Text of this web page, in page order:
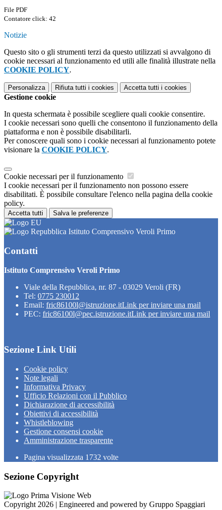
File PDF
Contatore click: 42
Notizie
Questo sito o gli strumenti terzi da questo utilizzati si avvalgono di
cookie necessari al funzionamento ed utili alle finalità illustrate nella
COOKIE POLICY.
Personalizza Rifiuta tutti i cookies Accetta tutti i cookies
Gestione cookie
In questa schermata è possibile scegliere quali cookie consentire.
I cookie necessari sono quelli che consentono il funzionamento della
piattaforma e non è possibile disabilitarli.
Per conoscere quali sono i cookie necessari al funzionamento potete
visionare la COOKIE POLICY.
Cookie necessari per il funzionamento
I cookie necessari per il funzionamento non possono essere
disabilitati. È possibile consultare l'elenco nella pagina della cookie
policy.
Accetta tutti Salva le preferenze
Istituto Comprensivo Veroli Primo
Contatti
Istituto Comprensivo Veroli Primo
Viale della Repubblica, nr. 87 - 03029 Veroli (FR)
Tel: 0775 230012
Email: fric86100l@istruzione.itLink per inviare una mail
PEC: fric86100l@pec.istruzione.itLink per inviare una mail
Sezione Link Utili
Cookie policy
Note legali
Informativa Privacy
Ufficio Relazioni con il Pubblico
Dichiarazione di accessibilità
Obiettivi di accessibilità
Whistleblowing
Gestione consensi cookie
Amministrazione trasparente
Pagina visualizzata 1732 volte
Sezione Copyright
Copyright 2026 | Engineered and powered by Gruppo Spaggiari